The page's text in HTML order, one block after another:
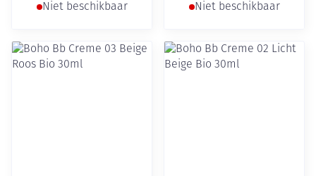
Niet beschikbaar Niet beschikbaar